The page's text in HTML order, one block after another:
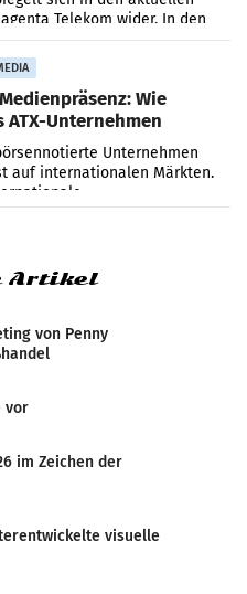
Telekom wider. In den
des laufenden Jahres
Wie
ATX-Unternehmen
wahrgenommenUnternehmen
auf internationalen Märkten.
untersucht die
Artikel
von Penny
vor
im Zeichen der
visuelle